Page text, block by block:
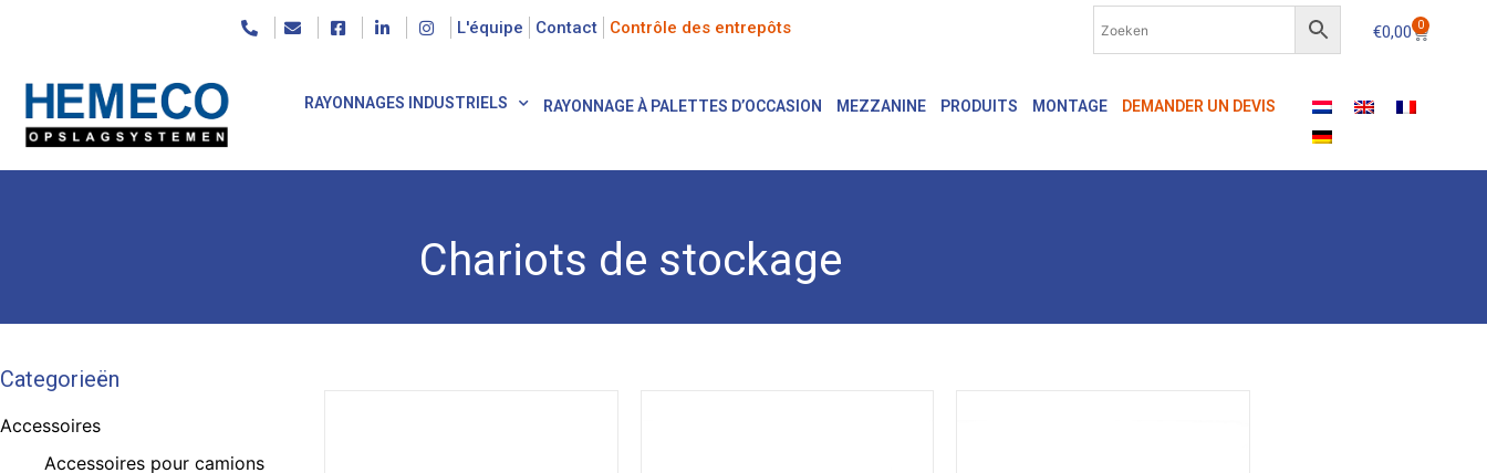
L'équipe Contact Contrôle des entrepôts €0,00 0
RAYONNAGES INDUSTRIELS RAYONNAGE À PALETTES D’OCCASION MEZZANINE PRODUITS MONTAGE DEMANDER UN DEVIS
Chariots de stockage
Categorieën
Accessoires
Accessoires pour camions